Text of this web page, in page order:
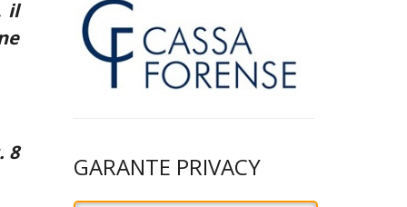
il
8
GARANTE PRIVACY
di Striscia la Notizia
7 Agosto 2026